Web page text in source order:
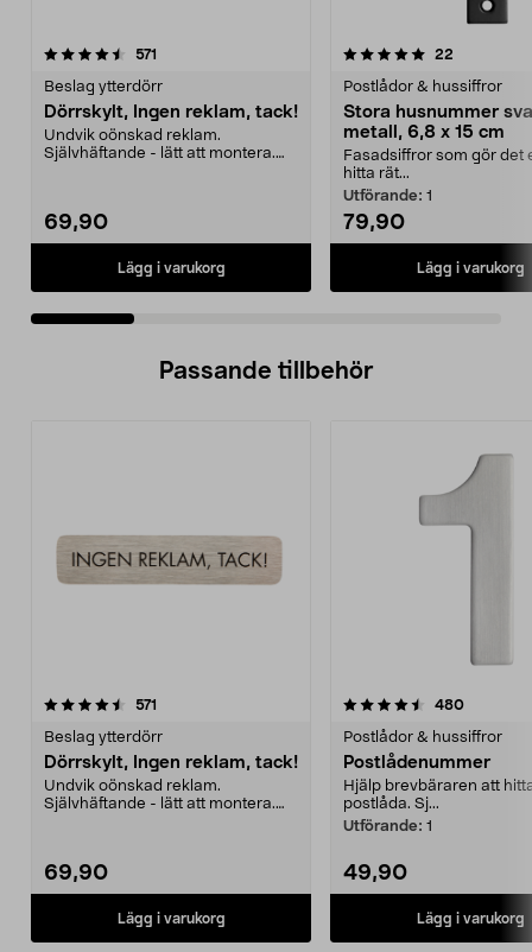
571
Beslag ytterdörr
Dörrskylt, Ingen reklam, tack!
Undvik oönskad reklam.
Självhäftande - lätt att montera.
69,90
Lägg i varukorg
5.0 av 5 stjärnor 22
Postlådor & hussiffror
Stora husnummer
metall, 6,8 x 15 cm
Fasadsiffror som gör det
hitta rät...
Utförande: 1
79,90
Lägg i varukorg
4.5 av 5 stjärnor
Passande tillbehör
571
Beslag ytterdörr
Dörrskylt, Ingen reklam, tack!
Undvik oönskad reklam.
Självhäftande - lätt att montera.
69,90
Lägg i varukorg
4.5av 5 stjärnor 480
Postlådor & hussiffror
Postlådenummer
Hjälp brevbäraren att
postlåda. Sj...
Utförande: 1
49,90
Lägg i varukorg
4.5av 5 stjärnor